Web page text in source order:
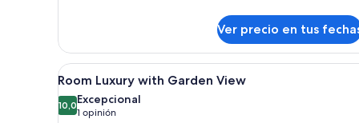
superior,
hidromasaje,
vista
parcial
al
Ver precio en tus
Ver
todas
las
Minibar con artículos
7
Room Luxury with Garden View
10,010,0 de 10
Excepcional
1 opinión
(1